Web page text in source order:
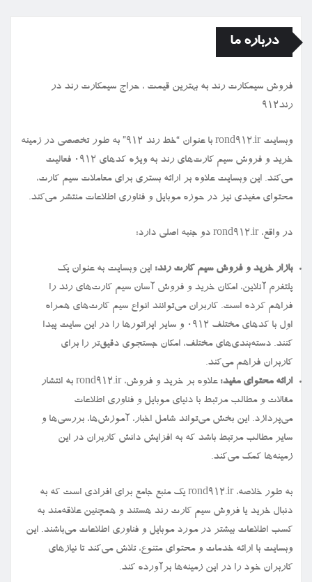
درباره ما
فروش سیمكارت رند به بهترین قیمت ، حراج سیمكارت رند در
رند912
وبسایت rond912.ir با عنوان “خط رند ۹۱۲” به طور تخصصی در زمینه
خرید و فروش سیم کارت‌های رند به ویژه کدهای ۰۹۱۲ فعالیت
می‌کند. این وبسایت علاوه بر ارائه بستری برای معاملات سیم کارت،
محتوای مفیدی نیز در حوزه موبایل و فناوری اطلاعات منتشر می‌کند.
در واقع، rond912.ir دو جنبه اصلی دارد:
بازار خرید و فروش سیم کارت رند: این وبسایت به عنوان یک
پلتفرم آنلاین، امکان خرید و فروش آسان سیم کارت‌های رند را
فراهم کرده است. کاربران می‌توانند انواع سیم کارت‌های همراه
اول با کدهای مختلف ۰۹۱۲ و سایر اپراتورها را در این سایت پیدا
کنند. دسته‌بندی‌های مختلف، امکان جستجوی دقیق‌تر را برای
کاربران فراهم می‌کند.
ارائه محتوای مفید:
علاوه بر خرید و فروش، rond912.ir به انتشار
مقالات و مطالب مرتبط با دنیای موبایل و فناوری اطلاعات
می‌پردازد. این بخش می‌تواند شامل اخبار، آموزش‌ها، بررسی‌ها و
سایر مطالب مرتبط باشد که به افزایش دانش کاربران در این
زمینه‌ها کمک می‌کند.
به طور خلاصه، rond912.ir یک منبع جامع برای افرادی است که به
دنبال خرید یا فروش سیم کارت رند هستند و همچنین علاقه‌مند به
کسب اطلاعات بیشتر در مورد موبایل و فناوری اطلاعات می‌باشند. این
وبسایت با ارائه خدمات و محتوای متنوع، تلاش می‌کند تا نیازهای
کاربران خود را در این زمینه‌ها برآورده کند.